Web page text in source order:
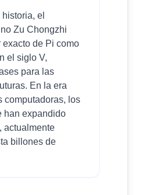
el
Zu Chongzhi
de Pi como
el siglo V,
para las
En la era
computadoras, los
han expandido
actualmente
billones de